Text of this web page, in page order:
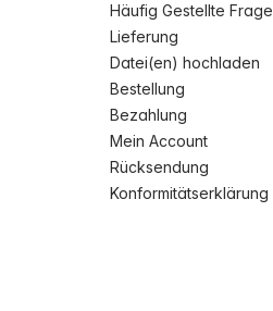
Häufig Gestellte
Lieferung
Datei(en) hochladen
Bestellung
Bezahlung
Mein Account
Rücksendung
Konformitätserklärung